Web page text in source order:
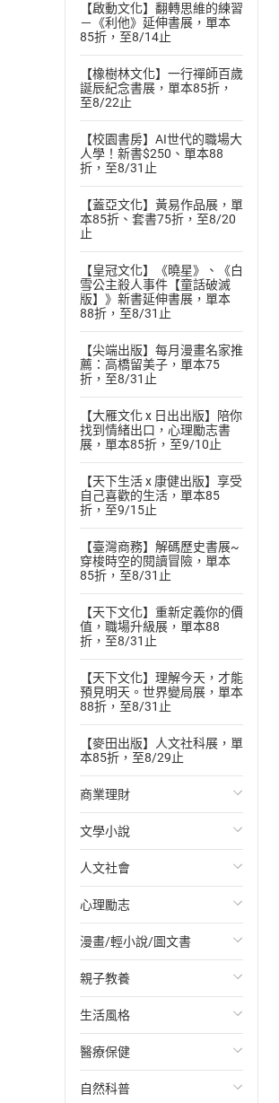
【啟動文化】翻轉思維的練習
－《利他》延伸書展，單本
85折，至8/14止
【橡樹林文化】一行禪師百歲
誕辰紀念書展，單本85折，
至8/22止
【校園書房】AI世代的職場大
人學！新書$250、單本88
折，至8/31止
【蓋亞文化】黃易作品展，單
本85折、套書75折，至8/20
止
【皇冠文化】《曉星》、《白
雪公主殺人事件【童話破滅
版】》新書延伸書展，單本
88折，至8/31止
【尖端出版】每月漫畫名家推
薦：高橋留美子，單本75
折，至8/31止
【大雁文化 x 日出出版】陪你
找到情緒出口，心理勵志書
展，單本85折，至9/10止
【天下生活 x 康健出版】享受
自己喜歡的生活，單本85
折，至9/15止
【臺灣商務】解碼歷史書展~
穿梭時空的閱讀冒險，單本
85折，至8/31止
【天下文化】重新定義你的價
值，職場升級展，單本88
折，至8/31止
【天下文化】理解今天，才能
預見明天。世界變局展，單本
88折，至8/31止
【麥田出版】人文社科展，單
本85折，至8/29止
商業理財
投資理財
經濟/趨勢
財務/金融
管理/領導
職場工作術
成功法
行銷/廣告
傳記
文學小說
歐美文學
日本文學
韓國文學
華文文學
經典文學
成長/家庭生活小說
懸疑/推理小說
人文社會
國際關係
政治
社會科學
台灣/中國歷史
日/韓歷史
其他歷史/史學
心理勵志
心靈成長/情緒
人際關係
兩性關係
心理學
漫畫/輕小說/圖文書
輕小說
奇幻/科幻
愛情故事
職場/社會寫實
親子教養
教育現場
兒童文學/故事
兒童科普/學習
生活風格
飲食/食譜
健身/美顏
醫療保健
健康/養生
自然科普